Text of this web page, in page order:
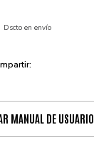
Dscto en envío
MANUAL DE USUARIO